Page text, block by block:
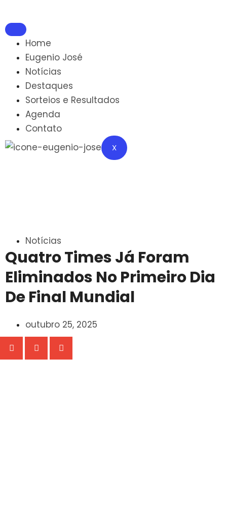
Home
Eugenio José
Notícias
Destaques
Sorteios e Resultados
Agenda
Contato
X
Notícias
Quatro Times Já Foram
Eliminados No Primeiro Dia
De Final Mundial
outubro 25, 2025